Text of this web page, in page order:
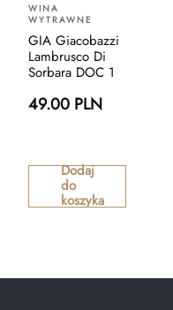
WINA
WYTRAWNE
GIA Giacobazzi
Lambrusco Di
Sorbara DOC 1
49.00 PLN
Dodaj
do
koszyka